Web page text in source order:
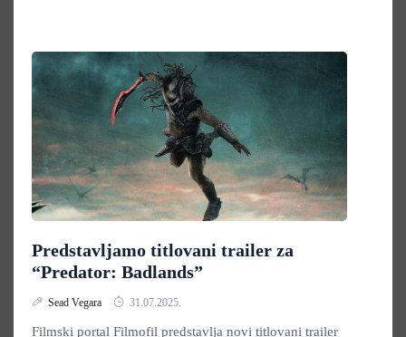
Predstavljamo titlovani trailer za
“Predator: Badlands”
Sead Vegara 31.07.2025.
Filmski portal Filmofil predstavlja novi titlovani trailer